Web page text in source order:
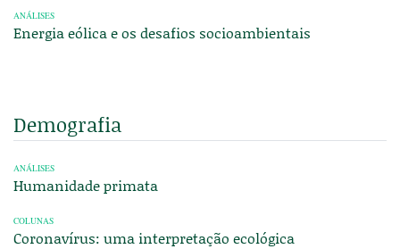
ANÁLISES
Energia eólica e os desafios socioambientais
Demografia
ANÁLISES
Humanidade primata
COLUNAS
Coronavírus: uma interpretação ecológica